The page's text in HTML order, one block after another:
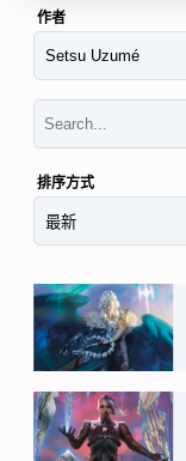
作者
排序方式